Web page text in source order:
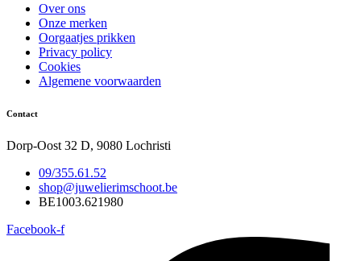
Over ons
Onze merken
Oorgaatjes prikken
Privacy policy
Cookies
Algemene voorwaarden
Contact
Dorp-Oost 32 D, 9080 Lochristi
09/355.61.52
shop@juwelierimschoot.be
BE1003.621980
Facebook-f